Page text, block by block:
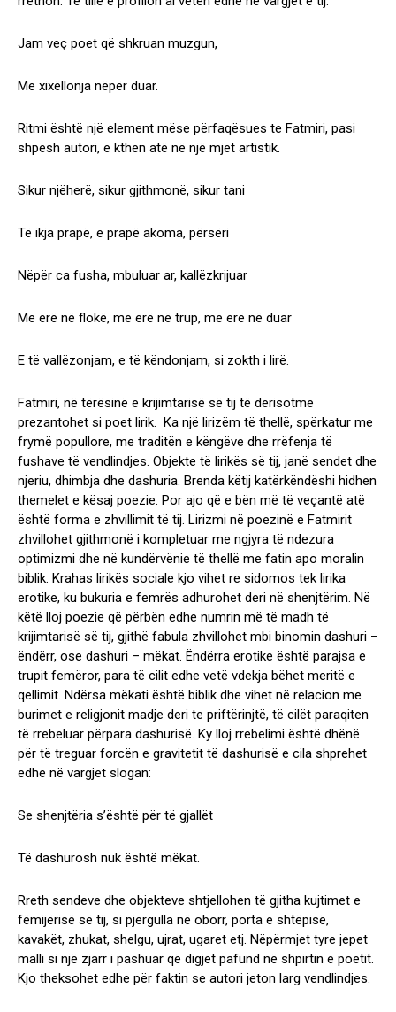
Jam veç poet që shkruan muzgun,
Me xixëllonja nëpër duar.
Ritmi është një element mëse përfaqësues te Fatmiri, pasi
shpesh autori, e kthen atë në një mjet artistik.
Sikur njëherë, sikur gjithmonë, sikur tani
Të ikja prapë, e prapë akoma, përsëri
Nëpër ca fusha, mbuluar ar, kallëzkrijuar
Me erë në flokë, me erë në trup, me erë në duar
E të vallëzonjam, e të këndonjam, si zokth i lirë.
Fatmiri, në tërësinë e krijimtarisë së tij të derisotme
prezantohet si poet lirik. Ka një lirizëm të thellë, spërkatur me
frymë popullore, me traditën e këngëve dhe rrëfenja të
fushave të vendlindjes. Objekte të lirikës së tij, janë sendet dhe
njeriu, dhimbja dhe dashuria. Brenda këtij katërkëndëshi hidhen
themelet e kësaj poezie. Por ajo që e bën më të veçantë atë
është forma e zhvillimit të tij. Lirizmi në poezinë e Fatmirit
zhvillohet gjithmonë i kompletuar me ngjyra të ndezura
optimizmi dhe në kundërvënie të thellë me fatin apo moralin
biblik. Krahas lirikës sociale kjo vihet re sidomos tek lirika
erotike, ku bukuria e femrës adhurohet deri në shenjtërim. Në
këtë lloj poezie që përbën edhe numrin më të madh të
krijimtarisë së tij, gjithë fabula zhvillohet mbi binomin dashuri –
ëndërr, ose dashuri – mëkat. Ëndërra erotike është parajsa e
trupit femëror, para të cilit edhe vetë vdekja bëhet meritë e
qellimit. Ndërsa mëkati është biblik dhe vihet në relacion me
burimet e religjonit madje deri te priftërinjtë, të cilët paraqiten
të rrebeluar përpara dashurisë. Ky lloj rrebelimi është dhënë
për të treguar forcën e gravitetit të dashurisë e cila shprehet
edhe në vargjet slogan:
Se shenjtëria s’është për të gjallët
Të dashurosh nuk është mëkat.
Rreth sendeve dhe objekteve shtjellohen të gjitha kujtimet e
fëmijërisë së tij, si pjergulla në oborr, porta e shtëpisë,
kavakët, zhukat, shelgu, ujrat, ugaret etj. Nëpërmjet tyre jepet
malli si një zjarr i pashuar që digjet pafund në shpirtin e poetit.
Kjo theksohet edhe për faktin se autori jeton larg vendlindjes.